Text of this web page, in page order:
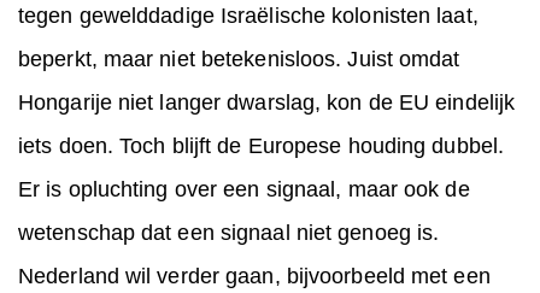
tegen gewelddadige Israëlische kolonisten laat,
beperkt, maar niet betekenisloos. Juist omdat
Hongarije niet langer dwarslag, kon de EU eindelijk
iets doen. Toch blijft de Europese houding dubbel.
Er is opluchting over een signaal, maar ook de
wetenschap dat een signaal niet genoeg is.
Nederland wil verder gaan, bijvoorbeeld met een